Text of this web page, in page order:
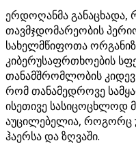
ერდოღანმა
თავმჯდომარეობის
სახელმწიფოთა
კიბერუსაფრთხოების
თანამშრომლობის კიდევ
რომ თანამედროვე
ისეთივე სასიცოცხლოდ
აუცილებელია, როგორც
ჰაერსა და ზღვაში.